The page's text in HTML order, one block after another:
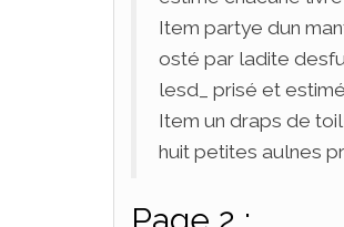
Item partye dun
osté par ladite
lesd_ prisé et
Item un draps de
huit petites aulnes